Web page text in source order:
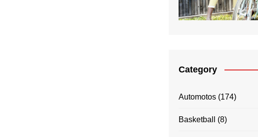
Category
Automotos (174)
Basketball (8)